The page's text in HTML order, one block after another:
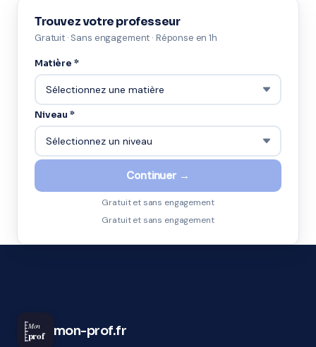
Trouvez votre professeur
Gratuit · Sans engagement · Réponse en 1h
Matière *
Niveau *
Continuer →
Gratuit et sans engagement
Gratuit et sans engagement
Mon
prof mon-prof.fr